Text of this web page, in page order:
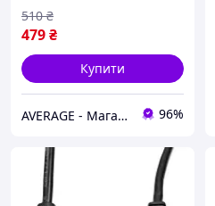
479₴
510 ₴
Купити
AVERAGE - Магазин Без предоплати 96%